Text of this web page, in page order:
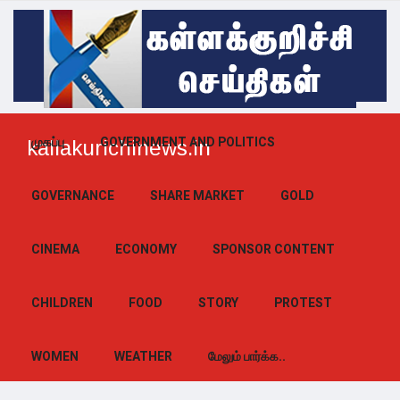
kallakurichinews.in
முகப்பு GOVERNMENT AND POLITICS
GOVERNANCE SHARE MARKET GOLD
CINEMA ECONOMY SPONSOR CONTENT
CHILDREN FOOD STORY PROTEST
WOMEN WEATHER மேலும் பார்க்க..